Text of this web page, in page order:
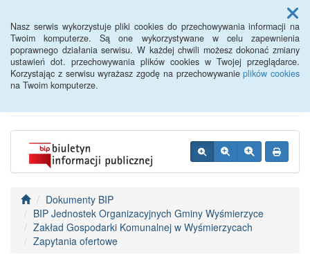
Nasz serwis wykorzystuje pliki cookies do przechowywania informacji na
Twoim komputerze. Są one wykorzystywane w celu zapewnienia
poprawnego działania serwisu. W każdej chwili możesz dokonać zmiany
ustawień dot. przechowywania plików cookies w Twojej przeglądarce.
Korzystając z serwisu wyrażasz zgodę na przechowywanieplików cookies
na Twoim komputerze.
Menu
BIP - Urząd Miejski
Wyśmierzyce
Dokumenty BIP
BIP Jednostek Organizacyjnych Gminy Wyśmierzyce
Zakład Gospodarki Komunalnej w Wyśmierzycach
Zapytania ofertowe